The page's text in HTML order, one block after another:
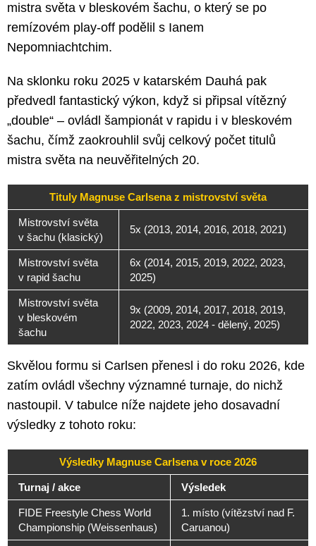
mistra světa v bleskovém šachu, o který se po
remízovém play-off podělil s Ianem
Nepomniachtchim.
Na sklonku roku 2025 v katarském Dauhá pak
předvedl fantastický výkon, když si připsal vítězný
„double“ – ovládl šampionát v rapidu i v bleskovém
šachu, čímž zaokrouhlil svůj celkový počet titulů
mistra světa na neuvěřitelných 20.
Tituly Magnuse Carlsena z mistrovství světa
Mistrovství světa
v šachu (klasický)
5x (2013, 2014, 2016, 2018, 2021)
Mistrovství světa
v rapid šachu
6x (2014, 2015, 2019, 2022, 2023,
2025)
Mistrovství světa
v bleskovém
šachu
9x (2009, 2014, 2017, 2018, 2019,
2022, 2023, 2024 - dělený, 2025)
Skvělou formu si Carlsen přenesl i do roku 2026, kde
zatím ovládl všechny významné turnaje, do nichž
nastoupil. V tabulce níže najdete jeho dosavadní
výsledky z tohoto roku:
Výsledky Magnuse Carlsena v roce 2026
Turnaj / akce Výsledek
FIDE Freestyle Chess World
Championship (Weissenhaus)
1. místo (vítězství nad F.
Caruanou)